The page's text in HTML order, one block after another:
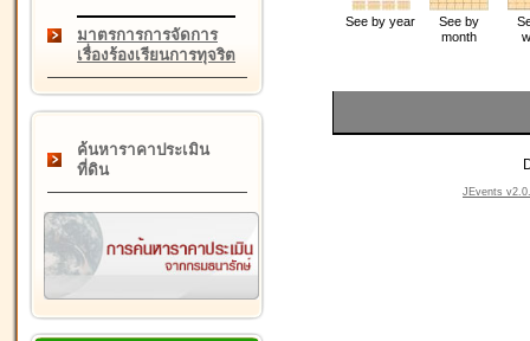
มาตรการการจัดการ
เรื่องร้องเรียนการทุจริต
ค้นหาราคาประเมิน
ที่ดิน
See by year
See by
month
JEvents